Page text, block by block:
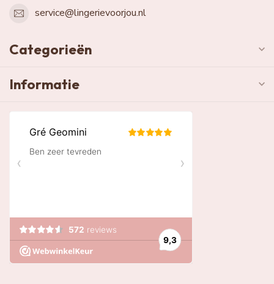
service@lingerievoorjou.nl
Categorieën
Informatie